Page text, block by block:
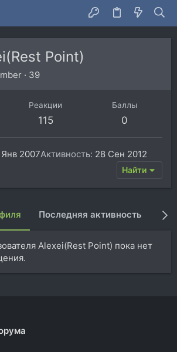
Point)
· 39
Реакции
115
Баллы
0
Янв 2007Активность 28 Сен 2012
Найти
Последняя активность
Alexei(Rest Point) пока нет